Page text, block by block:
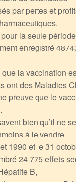
par pertes et
la seule
enregistré
que la vaccination
ont des Maladies
preuve que le
bien qu’il ne
à le vendre…
1990 et le 31
24 775 effets
B,